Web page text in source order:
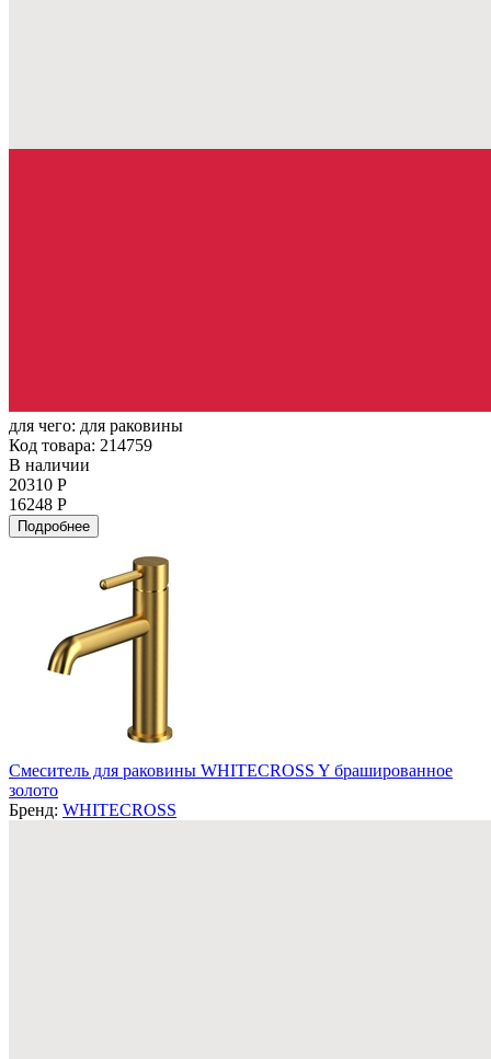
для чего: для раковины
Код товара: 214759
В наличии
20310 Р
16248 Р
Подробнее
Смеситель для раковины WHITECROSS Y брашированное
золото
Бренд: WHITECROSS